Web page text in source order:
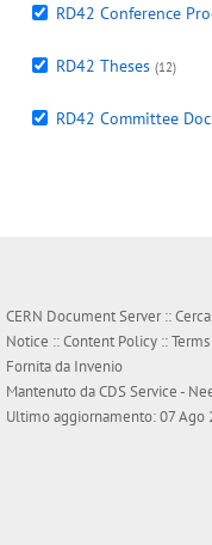
RD42 Conference
RD42 Theses (12)
RD42 Committee
CERN Document Server ::Cerca
Notice ::Content Policy ::
Fornita da Invenio
Mantenuto daCDS Service-
Ultimo aggiornamento: 07 Ago